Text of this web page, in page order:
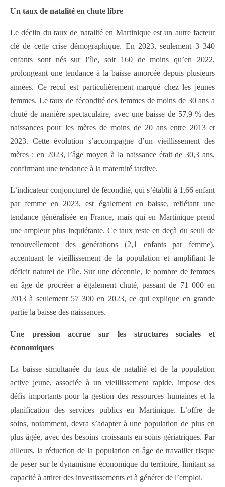
Un taux de natalité en chute libre
Le déclin du taux de natalité en Martinique est un autre facteur
clé de cette crise démographique. En 2023, seulement 3 340
enfants sont nés sur l’île, soit 160 de moins qu’en 2022,
prolongeant une tendance à la baisse amorcée depuis plusieurs
années. Ce recul est particulièrement marqué chez les jeunes
femmes. Le taux de fécondité des femmes de moins de 30 ans a
chuté de manière spectaculaire, avec une baisse de 57,9 % des
naissances pour les mères de moins de 20 ans entre 2013 et
2023. Cette évolution s’accompagne d’un vieillissement des
mères : en 2023, l’âge moyen à la naissance était de 30,3 ans,
confirmant une tendance à la maternité tardive.
L’indicateur conjoncturel de fécondité, qui s’établit à 1,66 enfant
par femme en 2023, est également en baisse, reflétant une
tendance généralisée en France, mais qui en Martinique prend
une ampleur plus inquiétante. Ce taux reste en deçà du seuil de
renouvellement des générations (2,1 enfants par femme),
accentuant le vieillissement de la population et amplifiant le
déficit naturel de l’île. Sur une décennie, le nombre de femmes
en âge de procréer a également chuté, passant de 71 000 en
2013 à seulement 57 300 en 2023, ce qui explique en grande
partie la baisse des naissances.
Une pression accrue sur les structures sociales et
économiques
La baisse simultanée du taux de natalité et de la population
active jeune, associée à un vieillissement rapide, impose des
défis importants pour la gestion des ressources humaines et la
planification des services publics en Martinique. L’offre de
soins, notamment, devra s’adapter à une population de plus en
plus âgée, avec des besoins croissants en soins gériatriques. Par
ailleurs, la réduction de la population en âge de travailler risque
de peser sur le dynamisme économique du territoire, limitant sa
capacité à attirer des investissements et à générer de l’emploi.